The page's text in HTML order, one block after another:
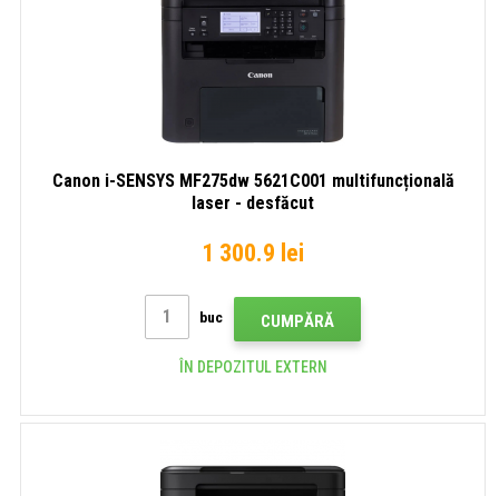
Canon i-SENSYS MF275dw 5621C001 multifuncțională
laser - desfăcut
1 300.9 lei
buc CUMPĂRĂ
ÎN DEPOZITUL EXTERN